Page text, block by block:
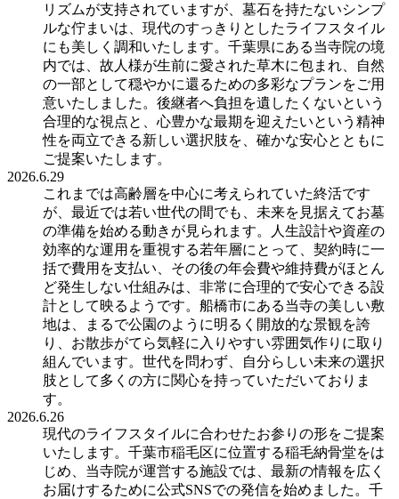
リズムが支持されていますが、墓石を持たないシンプ
ルな佇まいは、現代のすっきりとしたライフスタイル
にも美しく調和いたします。千葉県にある当寺院の境
内では、故人様が生前に愛された草木に包まれ、自然
の一部として穏やかに還るための多彩なプランをご用
意いたしました。後継者へ負担を遺したくないという
合理的な視点と、心豊かな最期を迎えたいという精神
性を両立できる新しい選択肢を、確かな安心とともに
ご提案いたします。
2026.6.29
これまでは高齢層を中心に考えられていた終活です
が、最近では若い世代の間でも、未来を見据えてお墓
の準備を始める動きが見られます。人生設計や資産の
効率的な運用を重視する若年層にとって、契約時に一
括で費用を支払い、その後の年会費や維持費がほとん
ど発生しない仕組みは、非常に合理的で安心できる設
計として映るようです。船橋市にある当寺の美しい敷
地は、まるで公園のように明るく開放的な景観を誇
り、お散歩がてら気軽に入りやすい雰囲気作りに取り
組んでいます。世代を問わず、自分らしい未来の選択
肢として多くの方に関心を持っていただいておりま
す。
2026.6.26
現代のライフスタイルに合わせたお参りの形をご提案
いたします。千葉市稲毛区に位置する稲毛納骨堂をは
じめ、当寺院が運営する施設では、最新の情報を広く
お届けするために公式SNSでの発信を始めました。千